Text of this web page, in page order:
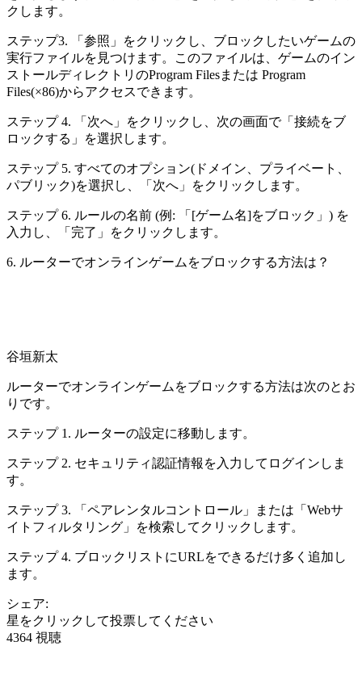
クします。
ステップ3. 「参照」をクリックし、ブロックしたいゲームの
実行ファイルを見つけます。このファイルは、ゲームのイン
ストールディレクトリのProgram Filesまたは Program
Files(×86)からアクセスできます。
ステップ 4. 「次へ」をクリックし、次の画面で「接続をブ
ロックする」を選択します。
ステップ 5. すべてのオプション(ドメイン、プライベート、
パブリック)を選択し、「次へ」をクリックします。
ステップ 6. ルールの名前 (例: 「[ゲーム名]をブロック」) を
入力し、「完了」をクリックします。
6. ルーターでオンラインゲームをブロックする方法は？
谷垣新太
ルーターでオンラインゲームをブロックする方法は次のとお
りです。
ステップ 1. ルーターの設定に移動します。
ステップ 2. セキュリティ認証情報を入力してログインしま
す。
ステップ 3. 「ペアレンタルコントロール」または「Webサ
イトフィルタリング」を検索してクリックします。
ステップ 4. ブロックリストにURLをできるだけ多く追加し
ます。
シェア:
星をクリックして投票してください
4364 視聴